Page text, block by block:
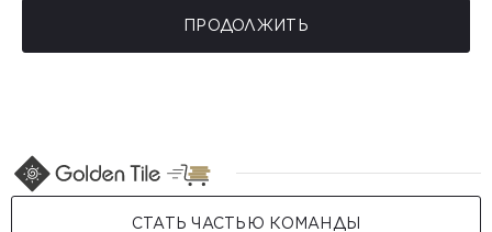
ПРОДОЛЖИТЬ
СТАТЬ ЧАСТЬЮ КОМАНДЫ